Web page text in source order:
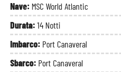
Nave: MSC World Atlantic
Durata:14 Notti
Imbarco: Port Canaveral
Sbarco: Port Canaveral